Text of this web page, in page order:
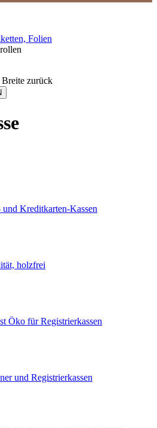
Folien
Breite zurück
mehr anzeigen
Kreditkarten-Kassen
holzfrei
Öko für Registrierkassen
und Registrierkassen